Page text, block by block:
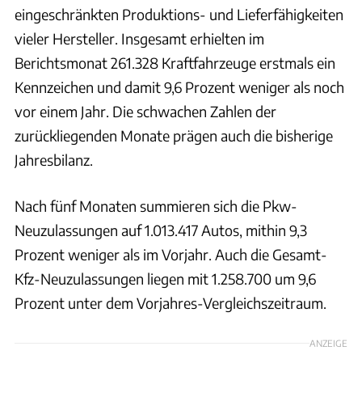
eingeschränkten Produktions- und Lieferfähigkeiten
vieler Hersteller. Insgesamt erhielten im
Berichtsmonat 261.328 Kraftfahrzeuge erstmals ein
Kennzeichen und damit 9,6 Prozent weniger als noch
vor einem Jahr. Die schwachen Zahlen der
zurückliegenden Monate prägen auch die bisherige
Jahresbilanz.
Nach fünf Monaten summieren sich die Pkw-
Neuzulassungen auf 1.013.417 Autos, mithin 9,3
Prozent weniger als im Vorjahr. Auch die Gesamt-
Kfz-Neuzulassungen liegen mit 1.258.700 um 9,6
Prozent unter dem Vorjahres-Vergleichszeitraum.
ANZEIGE